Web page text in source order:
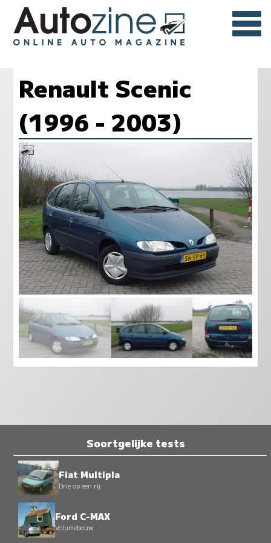
Renault Scenic
(1996 - 2003)
Soortgelijke tests
Fiat Multipla
Drie op een rij
Ford C-MAX
Volumebouw